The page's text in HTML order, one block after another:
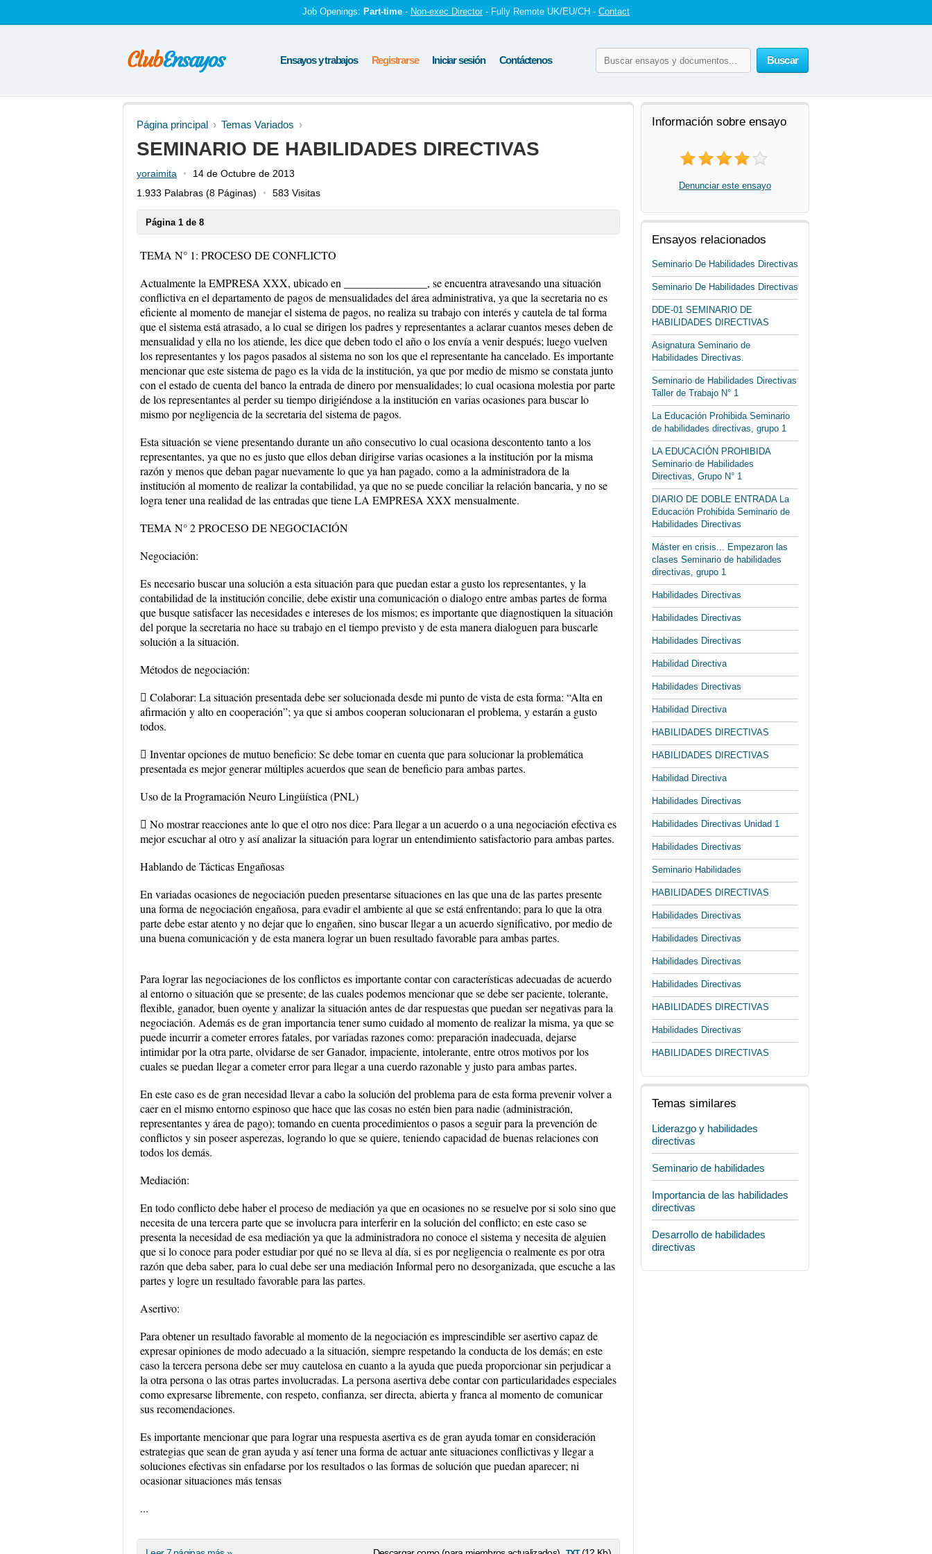
Job Openings: Part-time - Non-exec Director - Fully Remote UK/EU/CH - Contact
Buscar
Ensayos y trabajos Registrarse Iniciar sesión Contáctenos
Página principal Temas Variados
SEMINARIO DE HABILIDADES DIRECTIVAS
yoraimita
14 de Octubre de 2013
1.933 Palabras (8 Páginas) 583 Visitas
Página 1 de 8
TEMA N° 1: PROCESO DE CONFLICTO
Actualmente la EMPRESA XXX, ubicado en _______________, se encuentra atravesando una situación
conflictiva en el departamento de pagos de mensualidades del área administrativa, ya que la secretaria no es
eficiente al momento de manejar el sistema de pagos, no realiza su trabajo con interés y cautela de tal forma
que el sistema está atrasado, a lo cual se dirigen los padres y representantes a aclarar cuantos meses deben de
mensualidad y ella no los atiende, les dice que deben todo el año o los envía a venir después; luego vuelven
los representantes y los pagos pasados al sistema no son los que el representante ha cancelado. Es importante
mencionar que este sistema de pago es la vida de la institución, ya que por medio de mismo se constata junto
con el estado de cuenta del banco la entrada de dinero por mensualidades; lo cual ocasiona molestia por parte
de los representantes al perder su tiempo dirigiéndose a la institución en varias ocasiones para buscar lo
mismo por negligencia de la secretaria del sistema de pagos.
Esta situación se viene presentando durante un año consecutivo lo cual ocasiona descontento tanto a los
representantes, ya que no es justo que ellos deban dirigirse varias ocasiones a la institución por la misma
razón y menos que deban pagar nuevamente lo que ya han pagado, como a la administradora de la
institución al momento de realizar la contabilidad, ya que no se puede conciliar la relación bancaria, y no se
logra tener una realidad de las entradas que tiene LA EMPRESA XXX mensualmente.
TEMA N° 2 PROCESO DE NEGOCIACIÓN
Negociación:
Es necesario buscar una solución a esta situación para que puedan estar a gusto los representantes, y la
contabilidad de la institución concilie, debe existir una comunicación o dialogo entre ambas partes de forma
que busque satisfacer las necesidades e intereses de los mismos; es importante que diagnostiquen la situación
del porque la secretaria no hace su trabajo en el tiempo previsto y de esta manera dialoguen para buscarle
solución a la situación.
Métodos de negociación:
 Colaborar: La situación presentada debe ser solucionada desde mi punto de vista de esta forma: “Alta en
afirmación y alto en cooperación”; ya que si ambos cooperan solucionaran el problema, y estarán a gusto
todos.
 Inventar opciones de mutuo beneficio: Se debe tomar en cuenta que para solucionar la problemática
presentada es mejor generar múltiples acuerdos que sean de beneficio para ambas partes.
Uso de la Programación Neuro Lingüística (PNL)
 No mostrar reacciones ante lo que el otro nos dice: Para llegar a un acuerdo o a una negociación efectiva es
mejor escuchar al otro y así analizar la situación para lograr un entendimiento satisfactorio para ambas partes.
Hablando de Tácticas Engañosas
En variadas ocasiones de negociación pueden presentarse situaciones en las que una de las partes presente
una forma de negociación engañosa, para evadir el ambiente al que se está enfrentando; para lo que la otra
parte debe estar atento y no dejar que lo engañen, sino buscar llegar a un acuerdo significativo, por medio de
una buena comunicación y de esta manera lograr un buen resultado favorable para ambas partes.
Para lograr las negociaciones de los conflictos es importante contar con características adecuadas de acuerdo
al entorno o situación que se presente; de las cuales podemos mencionar que se debe ser paciente, tolerante,
flexible, ganador, buen oyente y analizar la situación antes de dar respuestas que puedan ser negativas para la
negociación. Además es de gran importancia tener sumo cuidado al momento de realizar la misma, ya que se
puede incurrir a cometer errores fatales, por variadas razones como: preparación inadecuada, dejarse
intimidar por la otra parte, olvidarse de ser Ganador, impaciente, intolerante, entre otros motivos por los
cuales se puedan llegar a cometer error para llegar a una cuerdo razonable y justo para ambas partes.
En este caso es de gran necesidad llevar a cabo la solución del problema para de esta forma prevenir volver a
caer en el mismo entorno espinoso que hace que las cosas no estén bien para nadie (administración,
representantes y área de pago); tomando en cuenta procedimientos o pasos a seguir para la prevención de
conflictos y sin poseer asperezas, logrando lo que se quiere, teniendo capacidad de buenas relaciones con
todos los demás.
Mediación:
En todo conflicto debe haber el proceso de mediación ya que en ocasiones no se resuelve por si solo sino que
necesita de una tercera parte que se involucra para interferir en la solución del conflicto; en este caso se
presenta la necesidad de esa mediación ya que la administradora no conoce el sistema y necesita de alguien
que si lo conoce para poder estudiar por qué no se lleva al día, si es por negligencia o realmente es por otra
razón que deba saber, para lo cual debe ser una mediación Informal pero no desorganizada, que escuche a las
partes y logre un resultado favorable para las partes.
Asertivo:
Para obtener un resultado favorable al momento de la negociación es imprescindible ser asertivo capaz de
expresar opiniones de modo adecuado a la situación, siempre respetando la conducta de los demás; en este
caso la tercera persona debe ser muy cautelosa en cuanto a la ayuda que pueda proporcionar sin perjudicar a
la otra persona o las otras partes involucradas. La persona asertiva debe contar con particularidades especiales
como expresarse libremente, con respeto, confianza, ser directa, abierta y franca al momento de comunicar
sus recomendaciones.
Es importante mencionar que para lograr una respuesta asertiva es de gran ayuda tomar en consideración
estrategias que sean de gran ayuda y así tener una forma de actuar ante situaciones conflictivas y llegar a
soluciones efectivas sin enfadarse por los resultados o las formas de solución que puedan aparecer; ni
ocasionar situaciones más tensas
...
Información sobre ensayo
Denunciar este ensayo
Ensayos relacionados
Seminario De Habilidades Directivas
Seminario De Habilidades Directivas
DDE-01 SEMINARIO DE
HABILIDADES DIRECTIVAS
Asignatura Seminario de
Habilidades Directivas.
Seminario de Habilidades Directivas
Taller de Trabajo N° 1
La Educación Prohibida Seminario
de habilidades directivas, grupo 1
LA EDUCACIÓN PROHIBIDA
Seminario de Habilidades
Directivas, Grupo N° 1
DIARIO DE DOBLE ENTRADA La
Educación Prohibida Seminario de
Habilidades Directivas
Máster en crisis... Empezaron las
clases Seminario de habilidades
directivas, grupo 1
Habilidades Directivas
Habilidades Directivas
Habilidades Directivas
Habilidad Directiva
Habilidades Directivas
Habilidad Directiva
HABILIDADES DIRECTIVAS
HABILIDADES DIRECTIVAS
Habilidad Directiva
Habilidades Directivas
Habilidades Directivas Unidad 1
Habilidades Directivas
Seminario Habilidades
HABILIDADES DIRECTIVAS
Habilidades Directivas
Habilidades Directivas
Habilidades Directivas
Habilidades Directivas
HABILIDADES DIRECTIVAS
Habilidades Directivas
HABILIDADES DIRECTIVAS
Temas similares
Liderazgo y habilidades
directivas
Seminario de habilidades
Importancia de las habilidades
directivas
Desarrollo de habilidades
directivas